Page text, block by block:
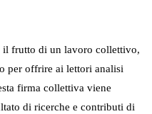
frutto di un lavoro collettivo,
per offrire ai lettori analisi
firma collettiva viene
di ricerche e contributi di